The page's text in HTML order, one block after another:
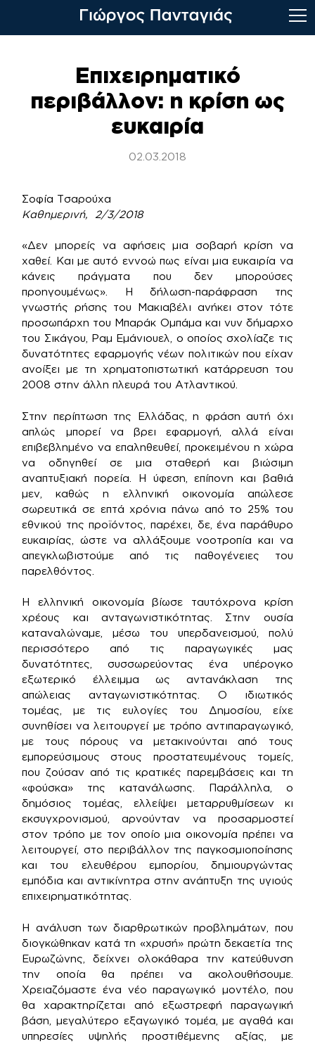
Επιχειρηματικό
περιβάλλον: η κρίση ως
ευκαιρία
02.03.2018
Σοφία Τσαρούχα
Καθημερινή, 2/3/2018
«Δεν μπορείς να αφήσεις μια σοβαρή κρίση να
χαθεί. Και με αυτό εννοώ πως είναι μια ευκαιρία να
κάνεις πράγματα που δεν μπορούσες
προηγουμένως». Η δήλωση-παράφραση της
γνωστής ρήσης του Μακιαβέλι ανήκει στον τότε
προσωπάρχη του Μπαράκ Ομπάμα και νυν δήμαρχο
του Σικάγου, Ραμ Εμάνιουελ, ο οποίος σχολίαζε τις
δυνατότητες εφαρμογής νέων πολιτικών που είχαν
ανοίξει με τη χρηματοπιστωτική κατάρρευση του
2008 στην άλλη πλευρά του Ατλαντικού.
Στην περίπτωση της Ελλάδας, η φράση αυτή όχι
απλώς μπορεί να βρει εφαρμογή, αλλά είναι
επιβεβλημένο να επαληθευθεί, προκειμένου η χώρα
να οδηγηθεί σε μια σταθερή και βιώσιμη
αναπτυξιακή πορεία. Η ύφεση, επίπονη και βαθιά
μεν, καθώς η ελληνική οικονομία απώλεσε
σωρευτικά σε επτά χρόνια πάνω από το 25% του
εθνικού της προϊόντος, παρέχει, δε, ένα παράθυρο
ευκαιρίας, ώστε να αλλάξουμε νοοτροπία και να
απεγκλωβιστούμε από τις παθογένειες του
παρελθόντος.
Η ελληνική οικονομία βίωσε ταυτόχρονα κρίση
χρέους και ανταγωνιστικότητας. Στην ουσία
καταναλώναμε, μέσω του υπερδανεισμού, πολύ
περισσότερο από τις παραγωγικές μας
δυνατότητες, συσσωρεύοντας ένα υπέρογκο
εξωτερικό έλλειμμα ως αντανάκλαση της
απώλειας ανταγωνιστικότητας. Ο ιδιωτικός
τομέας, με τις ευλογίες του Δημοσίου, είχε
συνηθίσει να λειτουργεί με τρόπο αντιπαραγωγικό,
με τους πόρους να μετακινούνται από τους
εμπορεύσιμους στους προστατευμένους τομείς,
που ζούσαν από τις κρατικές παρεμβάσεις και τη
«φούσκα» της κατανάλωσης. Παράλληλα, ο
δημόσιος τομέας, ελλείψει μεταρρυθμίσεων κι
εκσυγχρονισμού, αρνούνταν να προσαρμοστεί
στον τρόπο με τον οποίο μια οικονομία πρέπει να
λειτουργεί, στο περιβάλλον της παγκοσμιοποίησης
και του ελευθέρου εμπορίου, δημιουργώντας
εμπόδια και αντικίνητρα στην ανάπτυξη της υγιούς
επιχειρηματικότητας.
Η ανάλυση των διαρθρωτικών προβλημάτων, που
διογκώθηκαν κατά τη «χρυσή» πρώτη δεκαετία της
Ευρωζώνης, δείχνει ολοκάθαρα την κατεύθυνση
την οποία θα πρέπει να ακολουθήσουμε.
Χρειαζόμαστε ένα νέο παραγωγικό μοντέλο, που
θα χαρακτηρίζεται από εξωστρεφή παραγωγική
βάση, μεγαλύτερο εξαγωγικό τομέα, με αγαθά και
υπηρεσίες υψηλής προστιθέμενης αξίας, με